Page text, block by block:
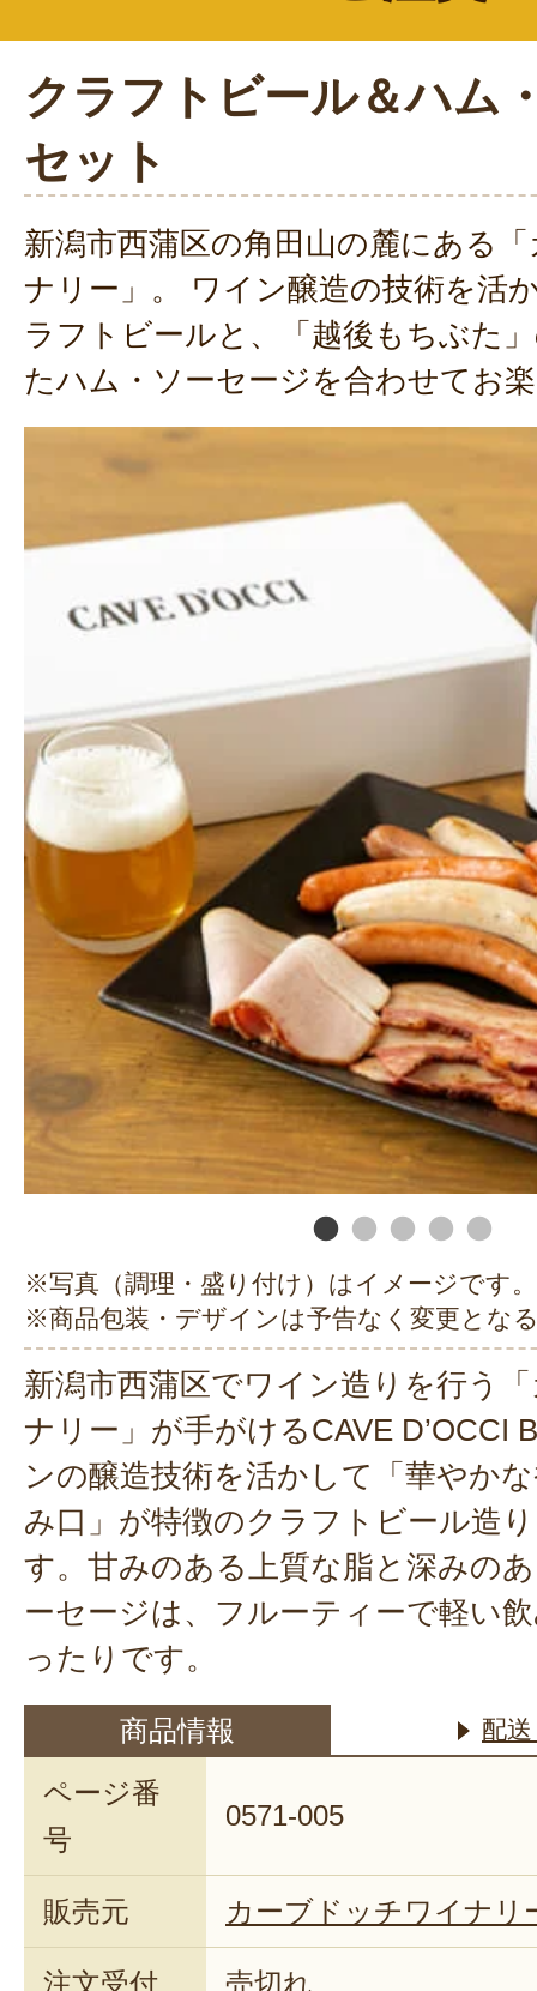
クラフトビール＆ハム
セット
新潟市西蒲区の角田山の麓にある
ナリー」。 ワイン醸造の技術を活
ラフトビールと、「越後もちぶた
たハム・ソーセージを合わせてお
※写真（調理・盛り付け）はイメージです。
※商品包装・デザインは予告なく変更とな
新潟市西蒲区でワイン造りを行う
ナリー」が手がけるCAVE D’OCCI
ンの醸造技術を活かして「華やか
み口」が特徴のクラフトビール造
す。甘みのある上質な脂と深みの
ーセージは、フルーティーで軽い
ったりです。
商品情報 配
ページ番
号
0571-005
販売元 カーブドッチワイナリ
注文受付 売切れ